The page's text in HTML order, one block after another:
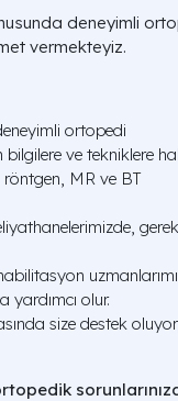
deneyimli
vermekteyiz.
ortopedi
bilgilere ve tekniklere
MR ve BT
yardımcı olur.
size destek